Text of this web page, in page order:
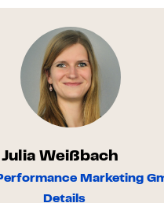
Julia Weißbach
Marketing
Details